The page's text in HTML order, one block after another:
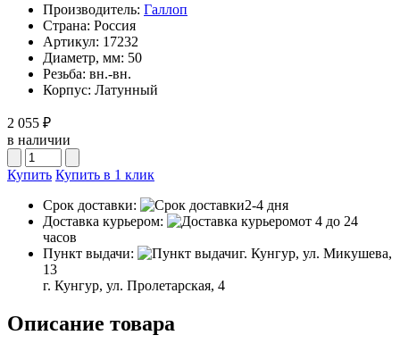
Производитель: Галлоп
Страна: Россия
Артикул: 17232
Диаметр, мм: 50
Резьба: вн.-вн.
Корпус: Латунный
2 055 ₽
в наличии
Купить Купить в 1 клик
Срок доставки:
2-4 дня
Доставка курьером:
от 4 до 24
часов
Пункт выдачи:
г. Кунгур, ул. Микушева,
13
г. Кунгур, ул. Пролетарская, 4
Описание товара